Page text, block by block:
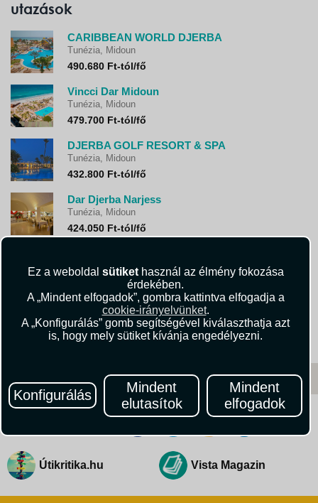
Ez a weboldal sütikethasznál az élmény fokozása
érdekében.
A „Mindent elfogadok”, gombra kattintva elfogadja a
cookie-irányelvünket.
A „Konfigurálás” gomb segítségével kiválaszthatja azt
is, hogy mely sütiket kívánja engedélyezni.
Konfigurálás
Mindent
elutasítok
Mindent
elfogadok
utazások
CARIBBEAN WORLD DJERBA
Tunézia, Midoun
490.680 Ft-tól/fő
Vincci Dar Midoun
Tunézia, Midoun
479.700 Ft-tól/fő
DJERBA GOLF RESORT & SPA
Tunézia, Midoun
432.800 Ft-tól/fő
Dar Djerba Narjess
Tunézia, Midoun
424.050 Ft-tól/fő
Tunézia, Midoun
439.720 Ft-tól/fő
TMK MARINE BEACH
Tunézia, Midoun
373.170 Ft-tól/fő
Útikritika.hu Vista Magazin